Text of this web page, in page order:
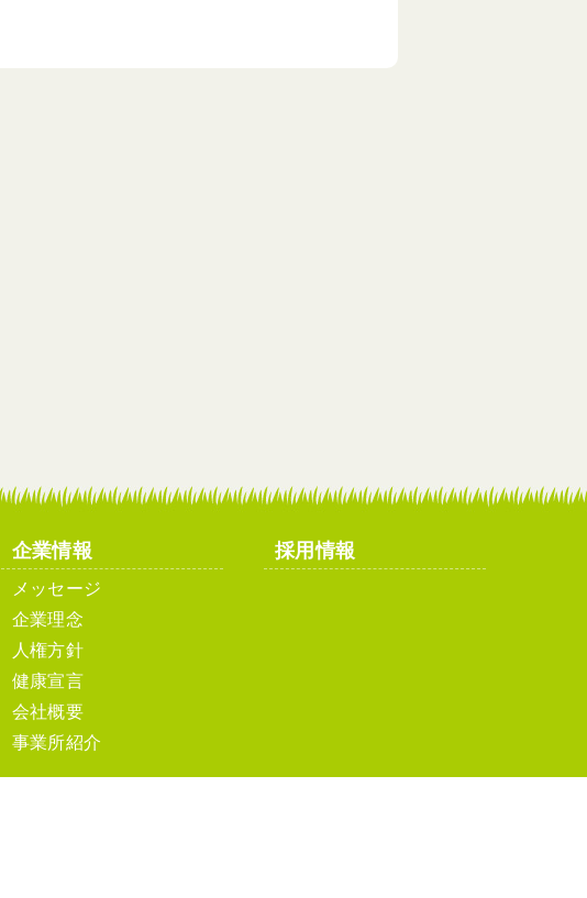
企業情報
メッセージ
企業理念
人権方針
健康宣言
会社概要
事業所紹介
採用情報